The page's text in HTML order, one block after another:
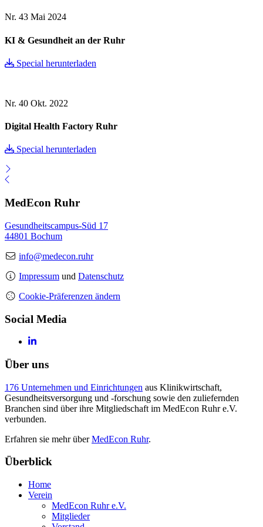
Nr. 43 Mai 2024
KI & Gesundheit an der Ruhr
Special herunterladen
Nr. 40 Okt. 2022
Digital Health Factory Ruhr
Special herunterladen
MedEcon Ruhr
Gesundheitscampus-Süd 17
44801 Bochum
info@medecon.ruhr
Impressum und Datenschutz
Cookie-Präferenzen ändern
Social Media
Über uns
176 Unternehmen und Einrichtungen aus Klinikwirtschaft,
Gesundheitsversorgung und -forschung sowie den zuliefernden
Branchen sind über ihre Mitgliedschaft im MedEcon Ruhr e.V.
verbunden.
Erfahren sie mehr überMedEcon Ruhr.
Überblick
Home
Verein
MedEcon Ruhr e.V.
Mitglieder